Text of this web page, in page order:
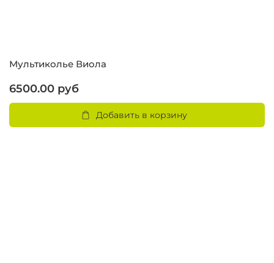
Мультиколье Виола
6500.00 руб
Добавить в корзину